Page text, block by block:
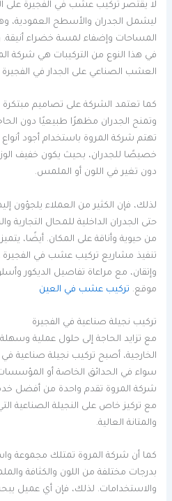
لا يقتصر تركيب عشب في الفجيرة على
ليشمل الجدران والأسطح العمودية،
المساحات وإضفاء لمسة خضراء أنيقة.
في هذا النوع من التركيبات هي شركة
العشب الصناعي على الجدار في الفجيرة
كما تعتمد الشركة على تصاميم مبتكرة
وتمنح الجدران مظهرًا طبيعيًا دون
تهتم شركة المروة باستخدام أجود
خصيصًا للجدران، بحيث يكون خفيف
دون تغير في اللون أو الملمس.
لذلك، فإن الكثير من العملاء يلجؤون
حتى الجدران الداخلية للمحال التجارية
من حيوية وأناقة على المكان. أيضًا،
تنفيذ مشاريع تركيب عشب في
وإتقان، مع مراعاة تفاصيل الديكور
موقع. تركيب عشب في العين
تركيب نجيلة صناعية في الفجيرة
مع تزايد الحاجة إلى حلول عملية
الخارجية، أصبح تركيب نجيلة صناعية في
سواء في الحدائق الخاصة أو
شركة المروة تقدم واحدة من أفضل
مع تركيز خاص على النجيلة الصناعية
والمتانة العالية.
كما أن شركة المروة تمتلك مجموعة
بدرجات مختلفة من اللون والكثافة
والاستخدامات. لذلك، فإن أي عميل